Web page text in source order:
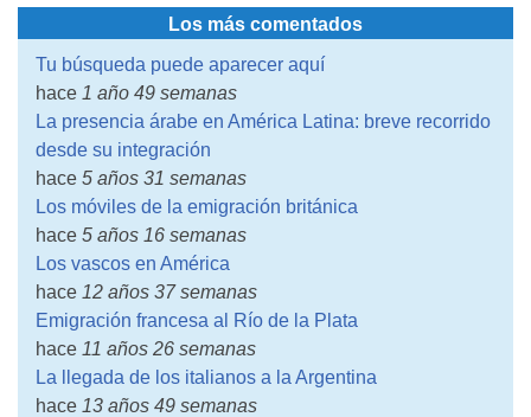
Los más comentados
Tu búsqueda puede aparecer aquí
hace 1 año 49 semanas
La presencia árabe en América Latina: breve recorrido
desde su integración
hace 5 años 31 semanas
Los móviles de la emigración británica
hace 5 años 16 semanas
Los vascos en América
hace 12 años 37 semanas
Emigración francesa al Río de la Plata
hace 11 años 26 semanas
La llegada de los italianos a la Argentina
hace 13 años 49 semanas